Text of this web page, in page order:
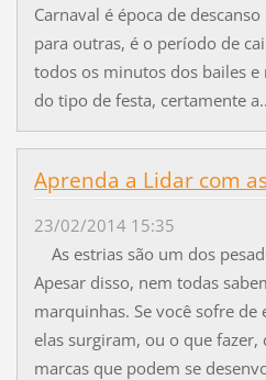
Carnaval é época de
para outras, é o período de
todos os minutos dos bailes
do tipo de festa, certamente
Aprenda a Lidar com
23/02/2014 15:35
As estrias são um dos
Apesar disso, nem todas
marquinhas. Se você sofre de
elas surgiram, ou o que fazer,
marcas que podem se